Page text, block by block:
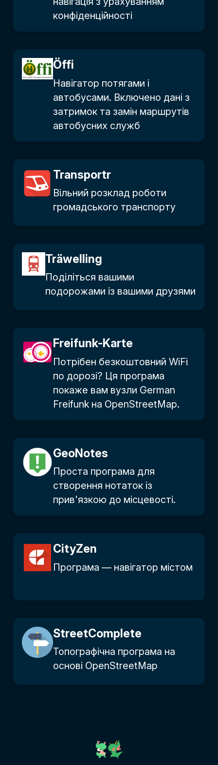
конфіденційності
Öffi
Навігатор потягами і
автобусами. Включено дані з
затримок та замін маршрутів
автобусних служб
Transportr
Вільний розклад роботи
громадського транспорту
Träwelling
Поділіться вашими
подорожами із вашими друзями
Freifunk-Karte
Потрібен безкоштовний WiFi
по дорозі? Ця програма
покаже вам вузли German
Freifunk на OpenStreetMap.
GeoNotes
Проста програма для
створення нотаток із
прив'язкою до місцевості.
CityZen
Програма — навігатор містом
Street­Complete
Топографічна програма на
основі OpenStreetMap